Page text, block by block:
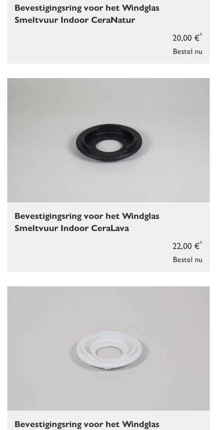
Bestel nu
20,00 €*
Bevestigingsring voor het Windglas
Smeltvuur Indoor CeraNatur
Bestel nu
22,00 €*
Bevestigingsring voor het Windglas
Smeltvuur Indoor CeraLava
Bevestigingsring voor het Windglas